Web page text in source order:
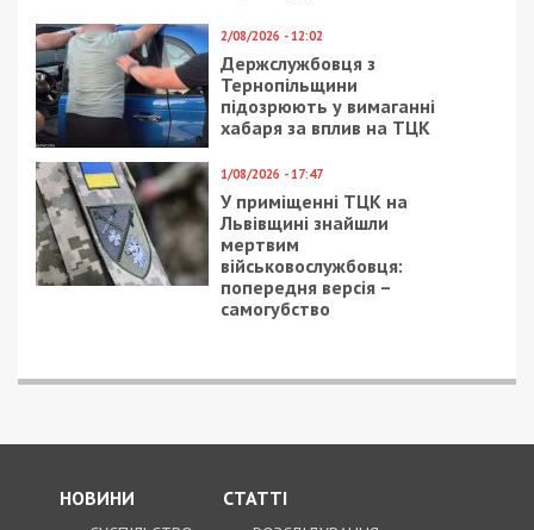
7/08/2026 - 13:30